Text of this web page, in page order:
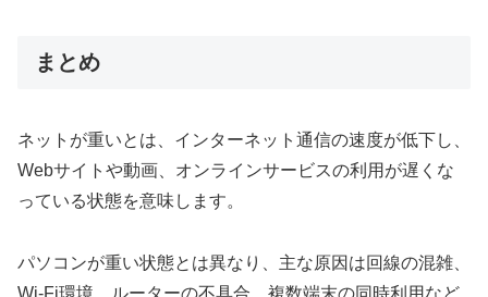
まとめ
ネットが重いとは、インターネット通信の速度が低下し、
Webサイトや動画、オンラインサービスの利用が遅くな
っている状態を意味します。
パソコンが重い状態とは異なり、主な原因は回線の混雑、
Wi-Fi環境、ルーターの不具合、複数端末の同時利用など